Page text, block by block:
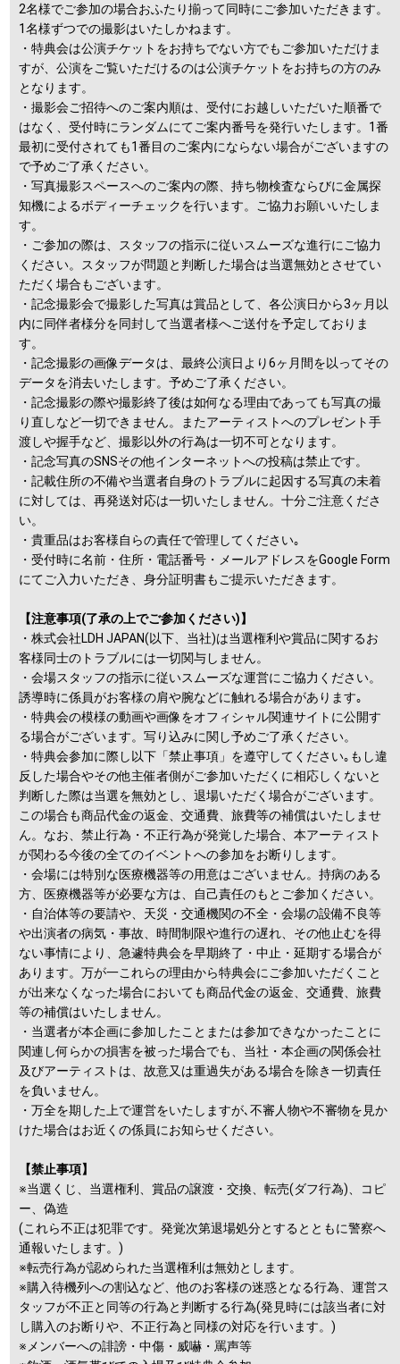
2名様でご参加の場合おふたり揃って同時にご参加いただきます。
1名様ずつでの撮影はいたしかねます。
・特典会は公演チケットをお持ちでない方でもご参加いただけま
すが、公演をご覧いただけるのは公演チケットをお持ちの方のみ
となります。
・撮影会ご招待へのご案内順は、受付にお越しいただいた順番で
はなく、受付時にランダムにてご案内番号を発行いたします。1番
最初に受付されても1番目のご案内にならない場合がございますの
で予めご了承ください。
・写真撮影スペースへのご案内の際、持ち物検査ならびに金属探
知機によるボディーチェックを行います。ご協力お願いいたしま
す。
・ご参加の際は、スタッフの指示に従いスムーズな進行にご協力
ください。スタッフが問題と判断した場合は当選無効とさせてい
ただく場合もございます。
・記念撮影会で撮影した写真は賞品として、各公演日から3ヶ月以
内に同伴者様分を同封して当選者様へご送付を予定しておりま
す。
・記念撮影の画像データは、最終公演日より6ヶ月間を以ってその
データを消去いたします。予めご了承ください。
・記念撮影の際や撮影終了後は如何なる理由であっても写真の撮
り直しなど一切できません。またアーティストへのプレゼント手
渡しや握手など、撮影以外の行為は一切不可となります。
・記念写真のSNSその他インターネットへの投稿は禁止です。
・記載住所の不備や当選者自身のトラブルに起因する写真の未着
に対しては、再発送対応は一切いたしません。十分ご注意くださ
い。
・貴重品はお客様自らの責任で管理してください｡
・受付時に名前・住所・電話番号・メールアドレスをGoogle Form
にてご入力いただき、身分証明書もご提示いただきます。
【注意事項(了承の上でご参加ください)】
・株式会社LDH JAPAN(以下、当社)は当選権利や賞品に関するお
客様同士のトラブルには一切関与しません。
・会場スタッフの指示に従いスムーズな運営にご協力ください。
誘導時に係員がお客様の肩や腕などに触れる場合があります｡
・特典会の模様の動画や画像をオフィシャル関連サイトに公開す
る場合がございます。写り込みに関し予めご了承ください。
・特典会参加に際し以下「禁止事項」を遵守してください｡もし違
反した場合やその他主催者側がご参加いただくに相応しくないと
判断した際は当選を無効とし、退場いただく場合がございます。
この場合も商品代金の返金、交通費、旅費等の補償はいたしませ
ん。なお、禁止行為・不正行為が発覚した場合、本アーティスト
が関わる今後の全てのイベントへの参加をお断りします。
・会場には特別な医療機器等の用意はございません。持病のある
方、医療機器等が必要な方は、自己責任のもとご参加ください。
・自治体等の要請や、天災・交通機関の不全・会場の設備不良等
や出演者の病気・事故、時間制限や進行の遅れ、その他止むを得
ない事情により、急遽特典会を早期終了・中止・延期する場合が
あります。万が一これらの理由から特典会にご参加いただくこと
が出来なくなった場合においても商品代金の返金、交通費、旅費
等の補償はいたしません。
・当選者が本企画に参加したことまたは参加できなかったことに
関連し何らかの損害を被った場合でも、当社・本企画の関係会社
及びアーティストは、故意又は重過失がある場合を除き一切責任
を負いません。
・万全を期した上で運営をいたしますが､不審人物や不審物を見か
けた場合はお近くの係員にお知らせください。
【禁止事項】
※当選くじ、当選権利、賞品の譲渡・交換、転売(ダフ行為)、コピ
ー、偽造
(これら不正は犯罪です。発覚次第退場処分とするとともに警察へ
通報いたします。)
※転売行為が認められた当選権利は無効とします。
※購入待機列への割込など、他のお客様の迷惑となる行為、運営ス
タッフが不正と同等の行為と判断する行為(発見時には該当者に対
し購入のお断りや、不正行為と同様の対応を行います。)
※メンバーへの誹謗・中傷・威嚇・罵声等